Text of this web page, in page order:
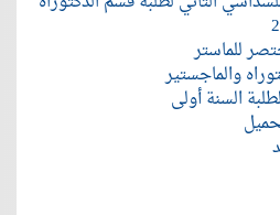
للماستر
والماجستير
السنة أولى